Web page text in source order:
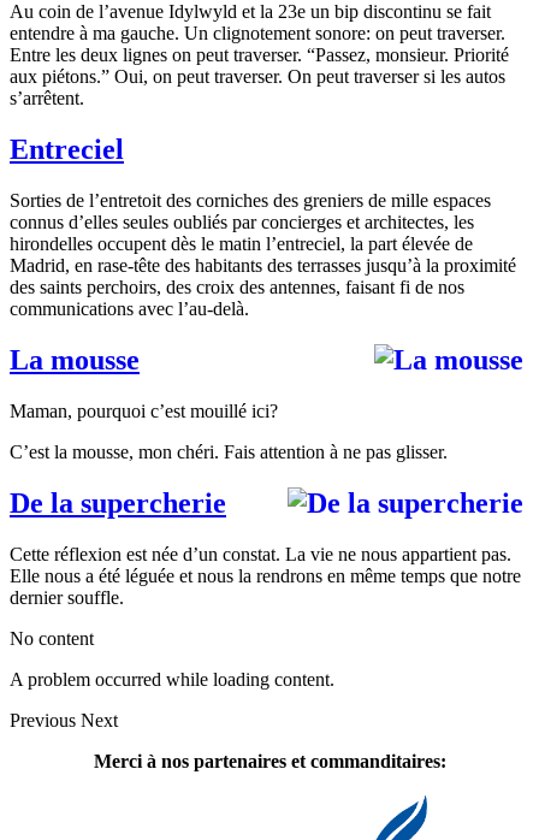
Au coin de l’avenue Idylwyld et la 23e un bip discontinu se fait
entendre à ma gauche. Un clignotement sonore: on peut traverser.
Entre les deux lignes on peut traverser. “Passez, monsieur. Priorité
aux piétons.” Oui, on peut traverser. On peut traverser si les autos
s’arrêtent.
Entreciel
Sorties de l’entretoit des corniches des greniers de mille espaces
connus d’elles seules oubliés par concierges et architectes, les
hirondelles occupent dès le matin l’entreciel, la part élevée de
Madrid, en rase-tête des habitants des terrasses jusqu’à la proximité
des saints perchoirs, des croix des antennes, faisant fi de nos
communications avec l’au-delà.
La mousse
Maman, pourquoi c’est mouillé ici?
C’est la mousse, mon chéri. Fais attention à ne pas glisser.
De la supercherie
Cette réflexion est née d’un constat. La vie ne nous appartient pas.
Elle nous a été léguée et nous la rendrons en même temps que notre
dernier souffle.
No content
A problem occurred while loading content.
Previous Next
Merci à nos partenaires et commanditaires: